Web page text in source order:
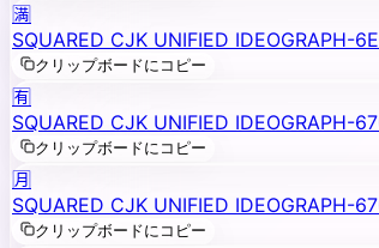
🈵
SQUARED CJK UNIFIED IDEOGRAPH-
クリップボードにコピー
🈶
SQUARED CJK UNIFIED IDEOGRAPH-
クリップボードにコピー
🈷️
SQUARED CJK UNIFIED IDEOGRAPH-
クリップボードにコピー